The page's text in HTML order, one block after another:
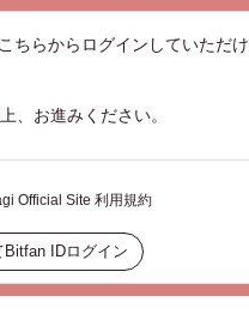
ちらからログインしていただけ
、お進みください。
Official Site 利用規約
IDログイン